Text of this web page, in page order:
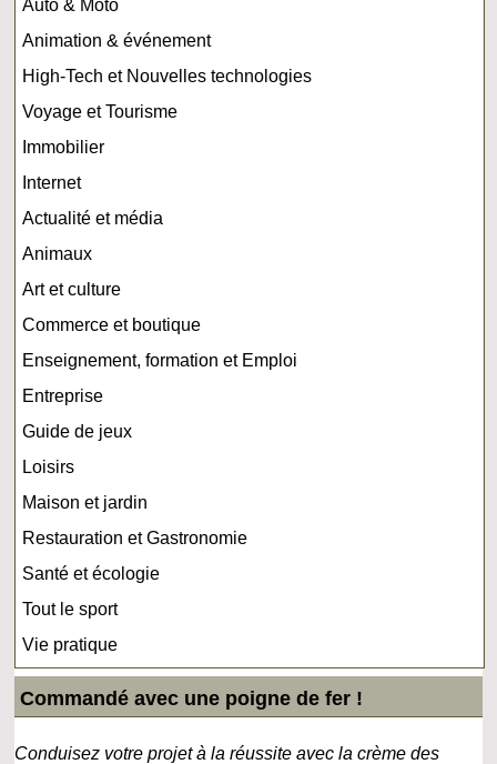
Auto & Moto
Animation & événement
High-Tech et Nouvelles technologies
Voyage et Tourisme
Immobilier
Internet
Actualité et média
Animaux
Art et culture
Commerce et boutique
Enseignement, formation et Emploi
Entreprise
Guide de jeux
Loisirs
Maison et jardin
Restauration et Gastronomie
Santé et écologie
Tout le sport
Vie pratique
Commandé avec une poigne de fer !
Conduisez votre projet à la réussite avec la crème des